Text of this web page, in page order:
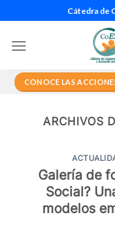
al
contenido
Cátedra de
CONOCE LAS
ARCHIVOS
Galería de
Social?
modelos